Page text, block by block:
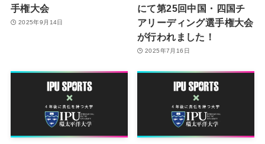
手権大会
2025年9月14日
にて第25回中国・四国チ
アリーディング選手権大会
が行われました！
2025年7月16日